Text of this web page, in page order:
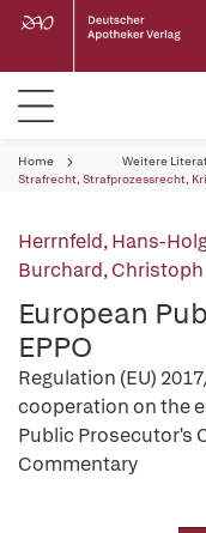
Home Weitere
Strafrecht, Strafprozessrecht,
Herrnfeld, Hans-
Burchard, Christoph
European
EPPO
Regulation (EU)
cooperation on the
Public Prosecutor's
Commentary